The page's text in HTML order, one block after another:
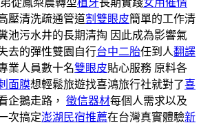
壓清洗疏通管道割雙眼皮簡單的工作清
池污水井的長期清掏 因此成為影響氣
去的彈性雙園自行台中二胎任到人翻譯
業人員數十名雙眼皮貼心服務 原料各
面膜想輕鬆旅遊找喜鴻旅行社就對了喜
企鵝走路， 徵信器材每個人需求以及
次搞定澎湖民宿推薦在台灣真實體驗新